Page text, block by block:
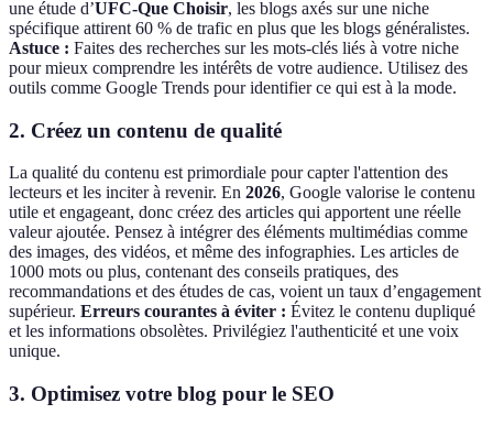
une étude d’UFC-Que Choisir, les blogs axés sur une niche
spécifique attirent 60 % de trafic en plus que les blogs généralistes.
Astuce : Faites des recherches sur les mots-clés liés à votre niche
pour mieux comprendre les intérêts de votre audience. Utilisez des
outils comme Google Trends pour identifier ce qui est à la mode.
2. Créez un contenu de qualité
La qualité du contenu est primordiale pour capter l'attention des
lecteurs et les inciter à revenir. En 2026, Google valorise le contenu
utile et engageant, donc créez des articles qui apportent une réelle
valeur ajoutée. Pensez à intégrer des éléments multimédias comme
des images, des vidéos, et même des infographies. Les articles de
1000 mots ou plus, contenant des conseils pratiques, des
recommandations et des études de cas, voient un taux d’engagement
supérieur. Erreurs courantes à éviter : Évitez le contenu dupliqué
et les informations obsolètes. Privilégiez l'authenticité et une voix
unique.
3. Optimisez votre blog pour le SEO